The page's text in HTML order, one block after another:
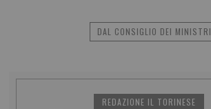
DAL CONSIGLIO DEI MINISTRI
REDAZIONE IL TORINESE